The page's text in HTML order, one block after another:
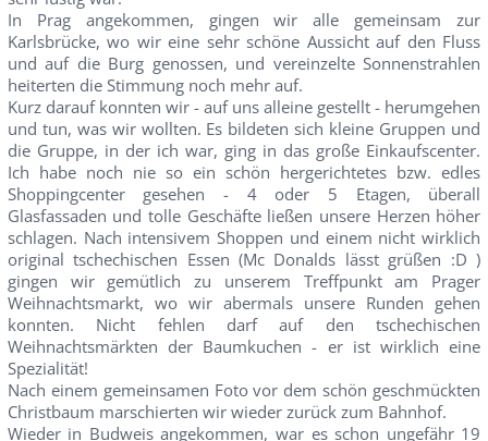
In Prag angekommen, gingen wir alle gemeinsam zur
Karlsbrücke, wo wir eine sehr schöne Aussicht auf den Fluss
und auf die Burg genossen, und vereinzelte Sonnenstrahlen
heiterten die Stimmung noch mehr auf.
Kurz darauf konnten wir - auf uns alleine gestellt - herumgehen
und tun, was wir wollten. Es bildeten sich kleine Gruppen und
die Gruppe, in der ich war, ging in das große Einkaufscenter.
Ich habe noch nie so ein schön hergerichtetes bzw. edles
Shoppingcenter gesehen - 4 oder 5 Etagen, überall
Glasfassaden und tolle Geschäfte ließen unsere Herzen höher
schlagen. Nach intensivem Shoppen und einem nicht wirklich
original tschechischen Essen (Mc Donalds lässt grüßen :D )
gingen wir gemütlich zu unserem Treffpunkt am Prager
Weihnachtsmarkt, wo wir abermals unsere Runden gehen
konnten. Nicht fehlen darf auf den tschechischen
Weihnachtsmärkten der Baumkuchen - er ist wirklich eine
Spezialität!
Nach einem gemeinsamen Foto vor dem schön geschmückten
Christbaum marschierten wir wieder zurück zum Bahnhof.
Wieder in Budweis angekommen, war es schon ungefähr 19